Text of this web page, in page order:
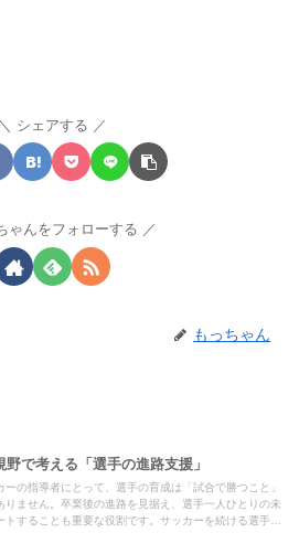
シェアする
ゃんをフォローする
もっちゃん
野で考える「選手の進路支援」
ーの指導者にとって、選手の育成は「試合で勝つこと」
りません。卒業後の進路を見据え、選手一人ひとりの未
トすることも重要な役割です。サッカーを続ける選手も